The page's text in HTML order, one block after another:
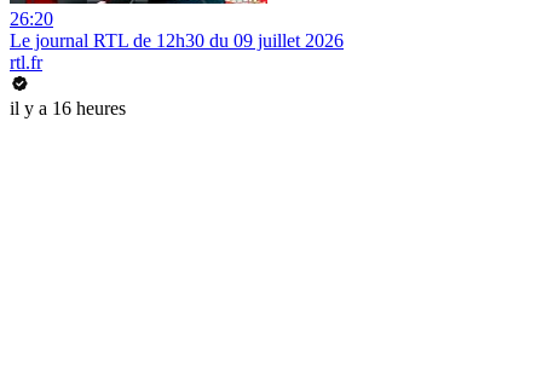
26:20
Le journal RTL de 12h30 du 09 juillet 2026
rtl.fr
il y a 16 heures